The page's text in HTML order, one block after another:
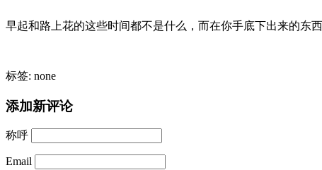
早起和路上花的这些时间都不是什么，而在你手底下出来的东
标签: none
添加新评论
称呼
Email